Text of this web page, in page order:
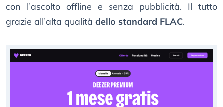
con l’ascolto offline e senza pubblicità. Il tutto
grazie all’alta qualità dello standard FLAC.